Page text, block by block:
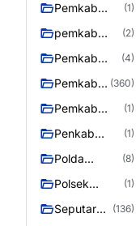
Utara
Pemkab
(1)
pemkab
(2)
Pemkab
murung raya
(4)
Pemkab
Raya
(360)
Pemkab
(1)
Penkab
(1)
Polda
(8)
Polsek
Teweh Timur
(1)
Seputar
(136)